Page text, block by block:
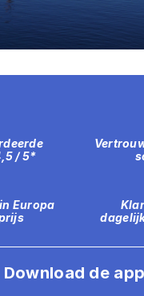
/ 5*
Europa
Download de app